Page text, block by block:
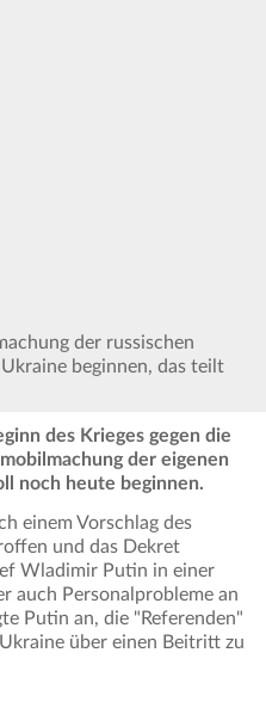
der russischen
beginnen, das teilt
des Krieges gegen die
der eigenen
noch heute beginnen.
einem Vorschlag des
und das Dekret
Wladimir Putin in einer
auch Personalprobleme an
Putin an, die "Referenden"
über einen Beitritt zu